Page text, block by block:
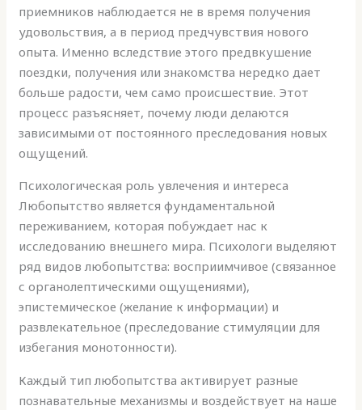
приемников наблюдается не в время получения
удовольствия, а в период предчувствия нового
опыта. Именно вследствие этого предвкушение
поездки, получения или знакомства нередко дает
больше радости, чем само происшествие. Этот
процесс разъясняет, почему люди делаются
зависимыми от постоянного преследования новых
ощущений.
Психологическая роль увлечения и интереса
Любопытство является фундаментальной
переживанием, которая побуждает нас к
исследованию внешнего мира. Психологи выделяют
ряд видов любопытства: восприимчивое (связанное
с органолептическими ощущениями),
эпистемическое (желание к информации) и
развлекательное (преследование стимуляции для
избегания монотонности).
Каждый тип любопытства активирует разные
познавательные механизмы и воздействует на наше